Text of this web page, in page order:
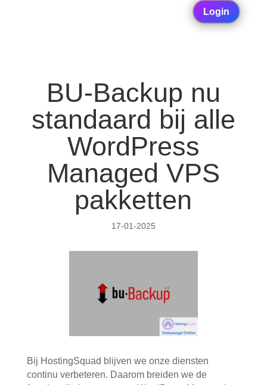
Login
BU-Backup nu
standaard bij alle
WordPress
Managed VPS
pakketten
17-01-2025
Bij HostingSquad blijven we onze diensten
continu verbeteren. Daarom breiden we de